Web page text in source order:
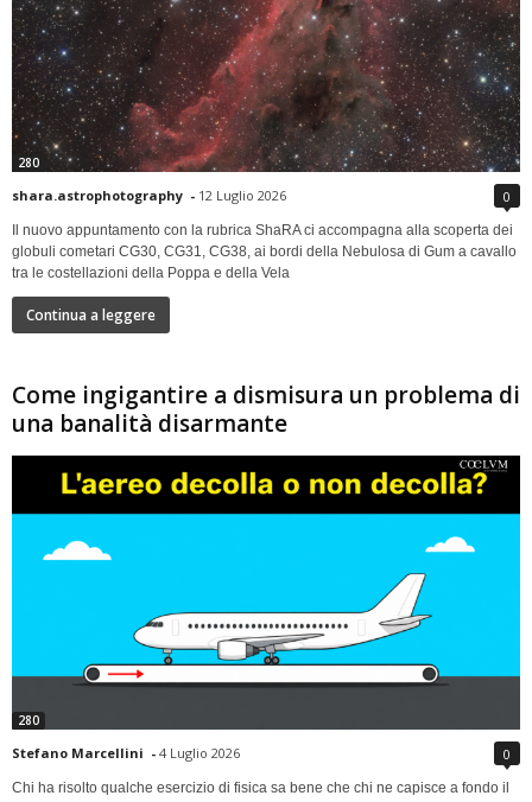
280
shara.astrophotography - 12 Luglio 2026 0
Il nuovo appuntamento con la rubrica ShaRA ci accompagna alla scoperta dei
globuli cometari CG30, CG31, CG38, ai bordi della Nebulosa di Gum a cavallo
tra le costellazioni della Poppa e della Vela
Continua a leggere
Come ingigantire a dismisura un problema di
una banalità disarmante
280
Stefano Marcellini - 4 Luglio 2026 0
Chi ha risolto qualche esercizio di fisica sa bene che chi ne capisce a fondo il